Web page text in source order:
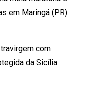
em Maringá (PR)
com
da Sicília